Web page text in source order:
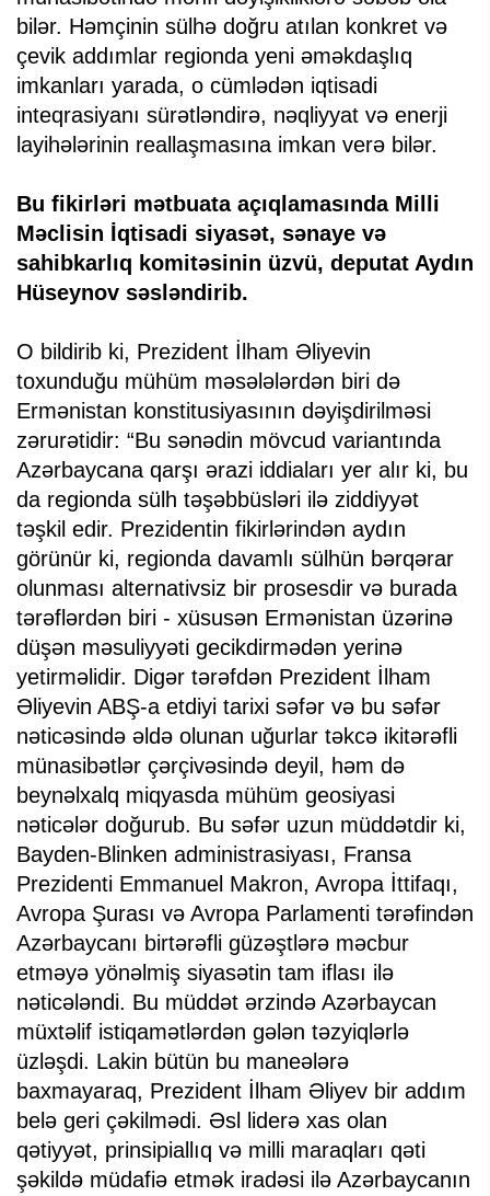
bilər. Həmçinin sülhə doğru atılan konkret və
çevik addımlar regionda yeni əməkdaşlıq
imkanları yarada, o cümlədən iqtisadi
inteqrasiyanı sürətləndirə, nəqliyyat və enerji
layihələrinin reallaşmasına imkan verə bilər.
Bu fikirləri mətbuata açıqlamasında Milli
Məclisin İqtisadi siyasət, sənaye və
sahibkarlıq komitəsinin üzvü, deputat Aydın
Hüseynov səsləndirib.
O bildirib ki, Prezident İlham Əliyevin
toxunduğu mühüm məsələlərdən biri də
Ermənistan konstitusiyasının dəyişdirilməsi
zərurətidir: “Bu sənədin mövcud variantında
Azərbaycana qarşı ərazi iddiaları yer alır ki, bu
da regionda sülh təşəbbüsləri ilə ziddiyyət
təşkil edir. Prezidentin fikirlərindən aydın
görünür ki, regionda davamlı sülhün bərqərar
olunması alternativsiz bir prosesdir və burada
tərəflərdən biri - xüsusən Ermənistan üzərinə
düşən məsuliyyəti gecikdirmədən yerinə
yetirməlidir. Digər tərəfdən Prezident İlham
Əliyevin ABŞ-a etdiyi tarixi səfər və bu səfər
nəticəsində əldə olunan uğurlar təkcə ikitərəfli
münasibətlər çərçivəsində deyil, həm də
beynəlxalq miqyasda mühüm geosiyasi
nəticələr doğurub. Bu səfər uzun müddətdir ki,
Bayden-Blinken administrasiyası, Fransa
Prezidenti Emmanuel Makron, Avropa İttifaqı,
Avropa Şurası və Avropa Parlamenti tərəfindən
Azərbaycanı birtərəfli güzəştlərə məcbur
etməyə yönəlmiş siyasətin tam iflası ilə
nəticələndi. Bu müddət ərzində Azərbaycan
müxtəlif istiqamətlərdən gələn təzyiqlərlə
üzləşdi. Lakin bütün bu maneələrə
baxmayaraq, Prezident İlham Əliyev bir addım
belə geri çəkilmədi. Əsl liderə xas olan
qətiyyət, prinsipiallıq və milli maraqları qəti
şəkildə müdafiə etmək iradəsi ilə Azərbaycanın